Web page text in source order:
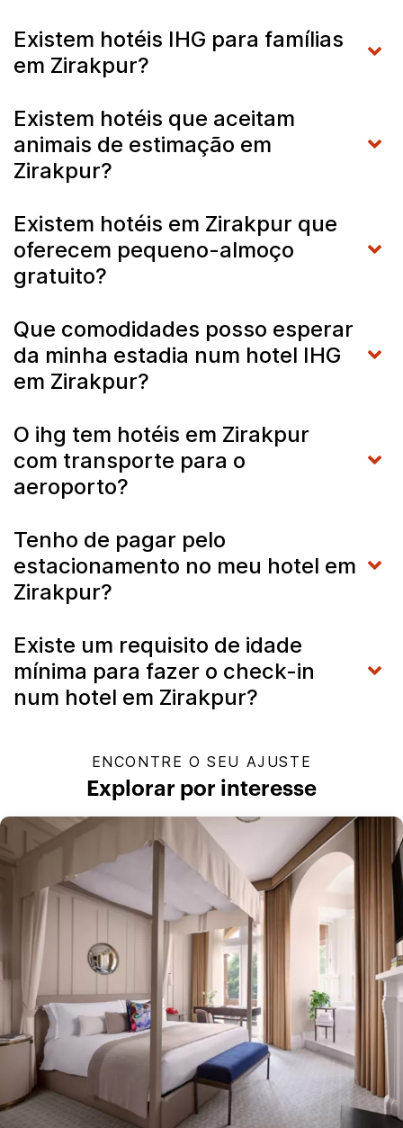
Existem hotéis IHG para famílias
em Zirakpur?
Existem hotéis que aceitam
animais de estimação em
Zirakpur?
Existem hotéis em Zirakpur que
oferecem pequeno-almoço
gratuito?
Que comodidades posso esperar
da minha estadia num hotel IHG
em Zirakpur?
O ihg tem hotéis em Zirakpur
com transporte para o
aeroporto?
Tenho de pagar pelo
estacionamento no meu hotel em
Zirakpur?
Existe um requisito de idade
mínima para fazer o check-in
num hotel em Zirakpur?
ENCONTRE O SEU AJUSTE
Explorar por interesse